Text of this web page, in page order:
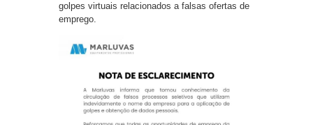
golpes virtuais relacionados a falsas ofertas de
emprego.